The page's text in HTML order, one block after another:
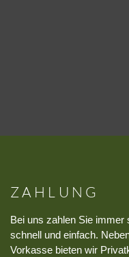
ZAHLUNG
Bei uns zahlen Sie immer
schnell und einfach.
Vorkasse bieten wir